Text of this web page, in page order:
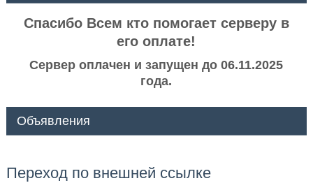
Спасибо Всем кто помогает серверу в
его оплате!
Сервер оплачен и запущен до 06.11.2025
года.
Объявления
Переход по внешней ссылке